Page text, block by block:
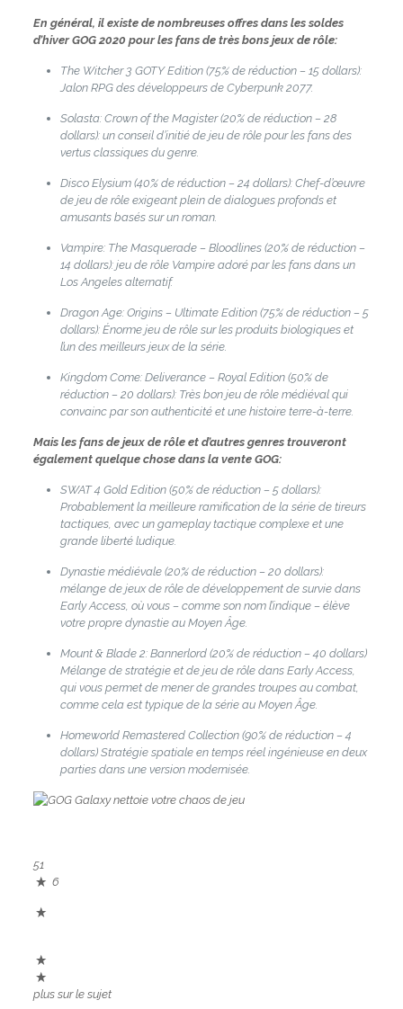
En général, il existe de nombreuses offres dans les soldes
d’hiver GOG 2020 pour les fans de très bons jeux de rôle:
The Witcher 3 GOTY Edition (75% de réduction – 15 dollars):
Jalon RPG des développeurs de Cyberpunk 2077.
Solasta: Crown of the Magister (20% de réduction – 28
dollars): un conseil d’initié de jeu de rôle pour les fans des
vertus classiques du genre.
Disco Elysium (40% de réduction – 24 dollars): Chef-d’œuvre
de jeu de rôle exigeant plein de dialogues profonds et
amusants basés sur un roman.
Vampire: The Masquerade – Bloodlines (20% de réduction –
14 dollars): jeu de rôle Vampire adoré par les fans dans un
Los Angeles alternatif.
Dragon Age: Origins – Ultimate Edition (75% de réduction – 5
dollars): Énorme jeu de rôle sur les produits biologiques et
l’un des meilleurs jeux de la série.
Kingdom Come: Deliverance – Royal Edition (50% de
réduction – 20 dollars): Très bon jeu de rôle médiéval qui
convainc par son authenticité et une histoire terre-à-terre.
Mais les fans de jeux de rôle et d’autres genres trouveront
également quelque chose dans la vente GOG:
SWAT 4 Gold Edition (50% de réduction – 5 dollars):
Probablement la meilleure ramification de la série de tireurs
tactiques, avec un gameplay tactique complexe et une
grande liberté ludique.
Dynastie médiévale (20% de réduction – 20 dollars):
mélange de jeux de rôle de développement de survie dans
Early Access, où vous – comme son nom l’indique – élève
votre propre dynastie au Moyen Âge.
Mount & Blade 2: Bannerlord (20% de réduction – 40 dollars)
Mélange de stratégie et de jeu de rôle dans Early Access,
qui vous permet de mener de grandes troupes au combat,
comme cela est typique de la série au Moyen Âge.
Homeworld Remastered Collection (90% de réduction – 4
dollars) Stratégie spatiale en temps réel ingénieuse en deux
parties dans une version modernisée.
51
6
plus sur le sujet